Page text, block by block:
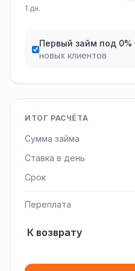
1 дн.
Первый займ под 0%
новых клиентов
ИТОГ РАСЧЁТА
Сумма займа
Ставка в день
Срок
Переплата
К возврату